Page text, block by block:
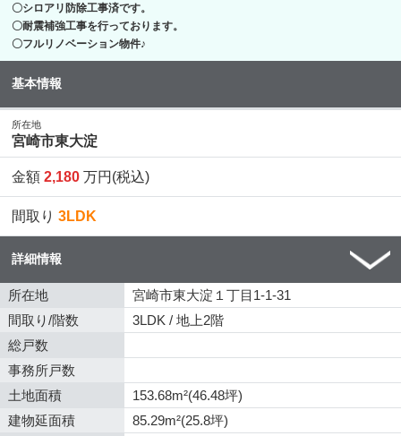
〇シロアリ防除工事済です。
〇耐震補強工事を行っております。
〇フルリノベーション物件♪
基本情報
所在地
宮崎市東大淀
金額2,180 万円(税込)
間取り3LDK
詳細情報
所在地
宮崎市東大淀１丁目1-1-31
間取り/階数
3LDK / 地上2階
総戸数
事務所戸数
土地面積
153.68m²(46.48坪)
建物延面積
85.29m²(25.8坪)